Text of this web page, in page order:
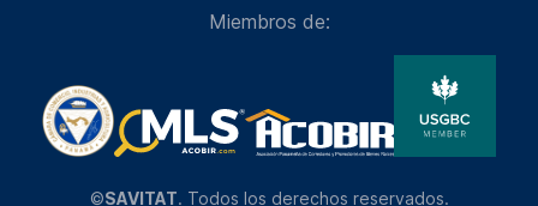
Miembros de:
©SAVITAT. Todos los derechos reservados.